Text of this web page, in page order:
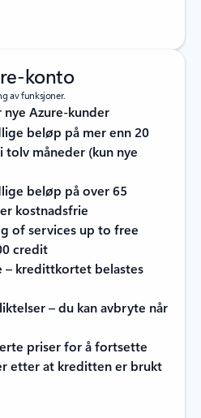
konto
av funksjoner.
Azure-kunder
beløp på mer enn 20
måneder (kun nye
beløp på over 65
kostnadsfrie
of services up to free
credit
– kredittkortet belastes
– du kan avbryte når
priser for å fortsette
etter at kreditten er brukt